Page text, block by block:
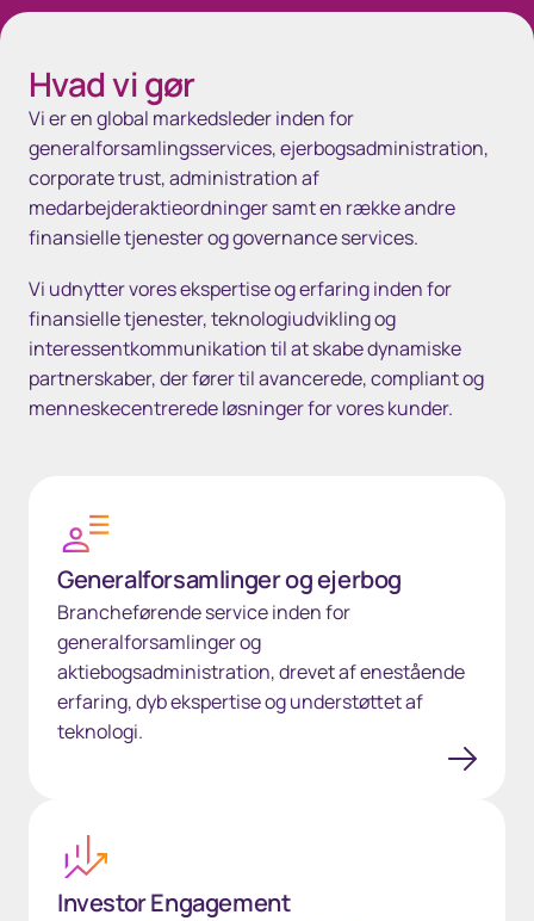
Hvad vi gør
Vi er en global markedsleder inden for
generalforsamlingsservices, ejerbogsadministration,
corporate trust, administration af
medarbejderaktieordninger samt en række andre
finansielle tjenester og governance services.
Vi udnytter vores ekspertise og erfaring inden for
finansielle tjenester, teknologiudvikling og
interessentkommunikation til at skabe dynamiske
partnerskaber, der fører til avancerede, compliant og
menneskecentrerede løsninger for vores kunder.
Generalforsamlinger og ejerbog
Brancheførende service inden for
generalforsamlinger og
aktiebogsadministration, drevet af enestående
erfaring, dyb ekspertise og understøttet af
teknologi.
Investor Engagement